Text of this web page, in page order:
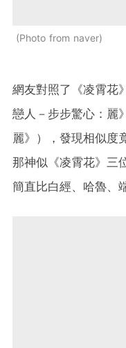
Photo from naver
網友對照了《凌霄花
戀人－步步驚心：麗
麗》），發現相似度
那神似《凌霄花》三
簡直比白經、哈魯、